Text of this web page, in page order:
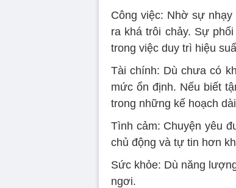
Công việc: Nhờ sự
ra khá trôi chảy. Sự
trong việc duy trì hiệu
Tài chính: Dù chưa có
mức ổn định. Nếu biết
trong những kế hoạch
Tình cảm: Chuyện yêu
chủ động và tự tin hơn
Sức khỏe: Dù năng
ngơi.